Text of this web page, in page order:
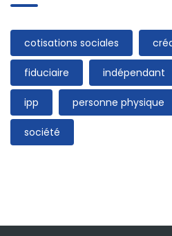
cotisations sociales
fiduciaire indépendant
ipp personne physique
société